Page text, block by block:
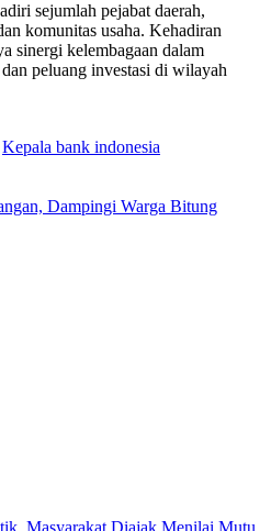
sejumlah pejabat daerah,
komunitas usaha. Kehadiran
sinergi kelembagaan dalam
peluang investasi di wilayah
Kepala bank indonesia
Dampingi Warga Bitung
Masyarakat Diajak Menilai Mutu